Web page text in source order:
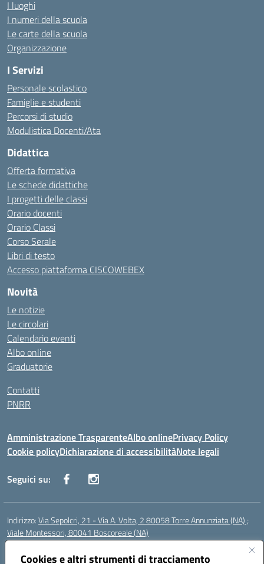
Cookies e altri strumenti di tracciamento
I luoghi
I numeri della scuola
Le carte della scuola
Organizzazione
I Servizi
Personale scolastico
Famiglie e studenti
Percorsi di studio
Modulistica Docenti/Ata
Didattica
Offerta formativa
Le schede didattiche
I progetti delle classi
Orario docenti
Orario Classi
Corso Serale
Libri di testo
Accesso piattaforma CISCOWEBEX
Novità
Le notizie
Le circolari
Calendario eventi
Albo online
Graduatorie
Contatti
PNRR
Amministrazione TrasparenteAlbo onlinePrivacy Policy
Cookie policyDichiarazione di accessibilitàNote legali
Seguici su:
Indirizzo:Via Sepolcri, 21 - Via A. Volta, 2 80058 Torre Annunziata (NA) ;
Viale Montessori, 80041 Boscoreale (NA)
Centralino:
Posta elettronica certificata (PEC):nais04100b@pec.istruzione.it